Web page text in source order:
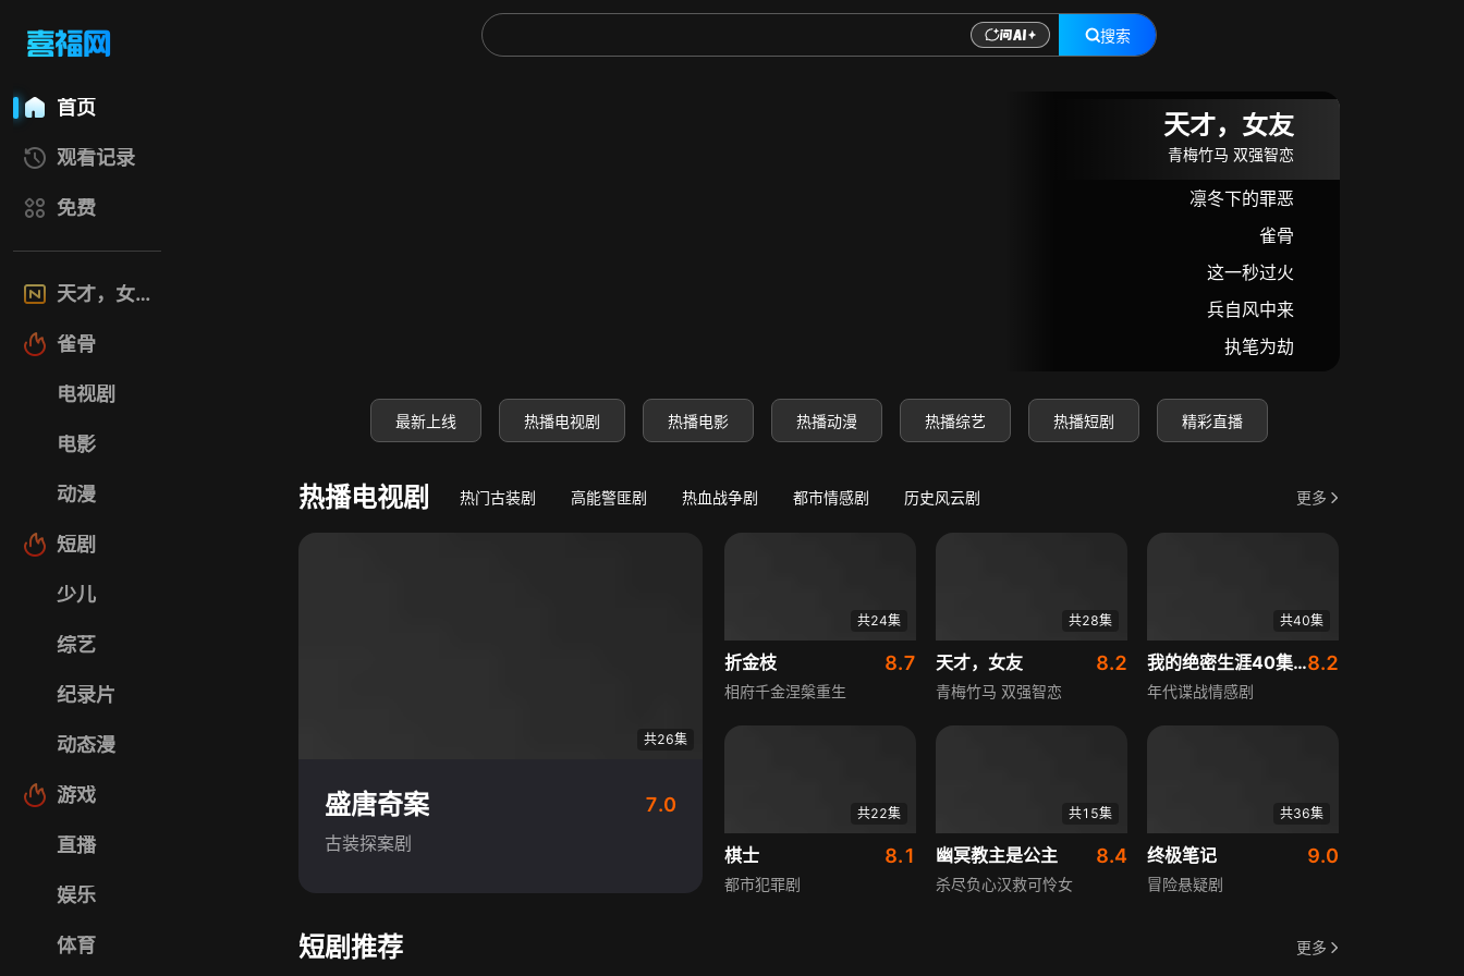
搜索
首页
观看记录
免费
天才，女友
雀骨
电视剧
电影
动漫
短剧
少儿
综艺
纪录片
动态漫
游戏
直播
娱乐
体育
天才，女友
青梅竹马 双强智恋
凛冬下的罪恶
雀骨
这一秒过火
兵自风中来
执笔为劫
最新上线 热播电视剧 热播电影 热播动漫 热播综艺 热播短剧 精彩直播
热播电视剧 热门古装剧 高能警匪剧 热血战争剧 都市情感剧 历史风云剧 更多
共26集
盛唐奇案 7.0
古装探案剧
共24集
折金枝 8.7
相府千金涅槃重生
共28集
天才，女友 8.2
青梅竹马 双强智恋
共40集
我的绝密生涯40集版8.2
年代谍战情感剧
共22集
棋士 8.1
都市犯罪剧
共15集
幽冥教主是公主 8.4
杀尽负心汉救可怜女
共36集
终极笔记 9.0
冒险悬疑剧
短剧推荐 更多